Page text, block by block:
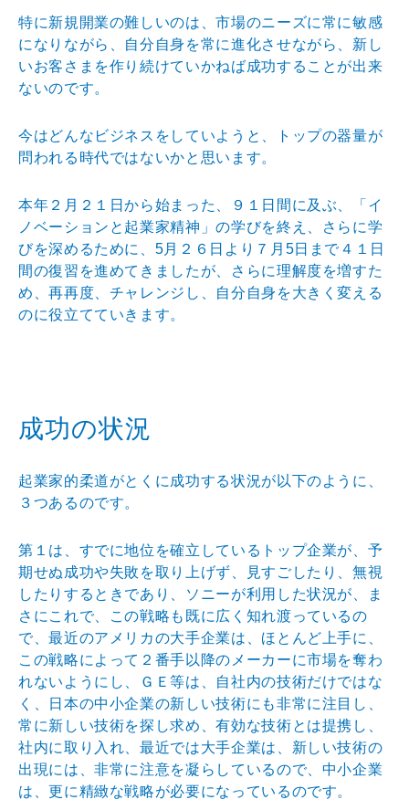
特に新規開業の難しいのは、市場のニーズに常に敏感
にな りながら、自分自身を常に進化させながら、新し
いお客さ まを作り続けていかねば成功することが出来
ないのです。
今はどんなビジネスをしていようと、トップの器量が
問われる時代ではないかと思います。
本年２月２１日から始まった、９１日間に及ぶ、「イ
ノベーションと起業家精神」の学びを終え、さらに学
びを深め るために、5月２６日より７月5日まで４１日
間の復習を進めてきましたが、さらに理解度を増すた
め、再再度、チャレンジし、自分自身を大きく変える
のに役立てていきま す。
成功の状況
起業家的柔道がとくに成功する状況が以下のように、
３つあるのです。
第１は、すでに地位を確立しているトップ企業が、予
期せぬ成功や失敗を取り上げず、見すごしたり、無視
したりす るときであり、ソニーが利用した状況が、ま
さにこれで、
この戦略も既に広く知れ渡っているの
で、最近のアメリカの大手企業は、ほとんど上手に、
この戦略によって２番手 以降のメーカーに市場を奪わ
れないようにし、ＧＥ等は、 自社内の技術だけではな
く、日本の中小企業の新しい技術にも非常に注目し、
常に新しい技術を探し求め、有効な技術とは提携し、
社内に取り入れ、最近では大手企業は、新しい技術の
出現には、非常に注意を凝らしているので、中小企業
は、更に精緻な戦略が必要になっているのです。